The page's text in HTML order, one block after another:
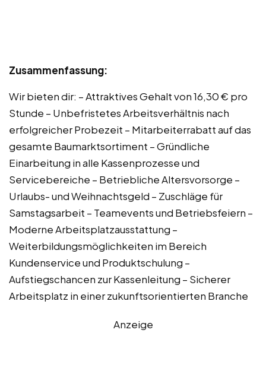
Zusammenfassung:
Wir bieten dir: – Attraktives Gehalt von 16,30 € pro
Stunde – Unbefristetes Arbeitsverhältnis nach
erfolgreicher Probezeit – Mitarbeiterrabatt auf das
gesamte Baumarktsortiment – Gründliche
Einarbeitung in alle Kassenprozesse und
Servicebereiche – Betriebliche Altersvorsorge –
Urlaubs- und Weihnachtsgeld – Zuschläge für
Samstagsarbeit – Teamevents und Betriebsfeiern –
Moderne Arbeitsplatzausstattung –
Weiterbildungsmöglichkeiten im Bereich
Kundenservice und Produktschulung –
Aufstiegschancen zur Kassenleitung – Sicherer
Arbeitsplatz in einer zukunftsorientierten Branche
Anzeige